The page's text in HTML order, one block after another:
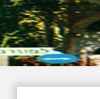
ilan@mytelaviv.co.il
English עברית צור קשר